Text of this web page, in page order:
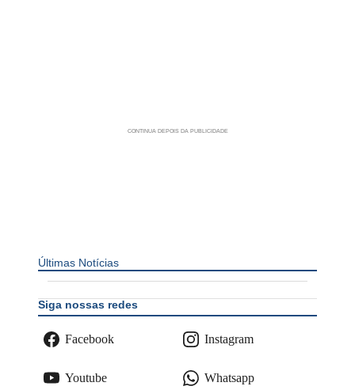
Últimas Notícias
Siga nossas redes
Facebook Instagram
Youtube Whatsapp